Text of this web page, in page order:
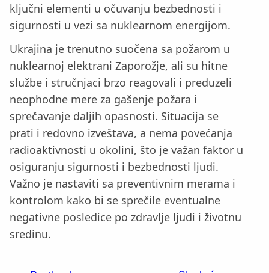
ključni elementi u očuvanju bezbednosti i
sigurnosti u vezi sa nuklearnom energijom.
Ukrajina je trenutno suočena sa požarom u
nuklearnoj elektrani Zaporožje, ali su hitne
službe i stručnjaci brzo reagovali i preduzeli
neophodne mere za gašenje požara i
sprečavanje daljih opasnosti. Situacija se
prati i redovno izveštava, a nema povećanja
radioaktivnosti u okolini, što je važan faktor u
osiguranju sigurnosti i bezbednosti ljudi.
Važno je nastaviti sa preventivnim merama i
kontrolom kako bi se sprečile eventualne
negativne posledice po zdravlje ljudi i životnu
sredinu.